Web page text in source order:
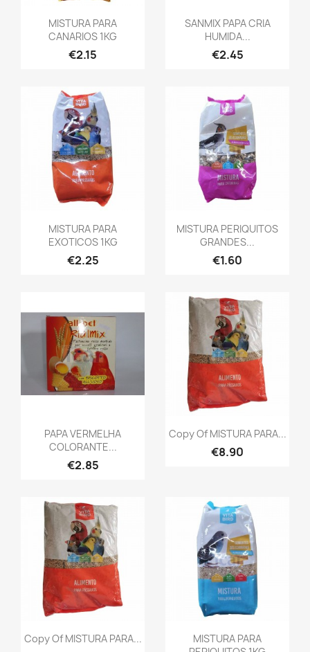
MISTURA PARA
CANARIOS 1KG
€2.15
SANMIX PAPA CRIA
HUMIDA...
€2.45
MISTURA PARA
EXOTICOS 1KG
€2.25
MISTURA PERIQUITOS
GRANDES...
€1.60
PAPA VERMELHA
COLORANTE...
€2.85
Copy Of MISTURA PARA...
€8.90
Copy Of MISTURA PARA...
MISTURA PARA